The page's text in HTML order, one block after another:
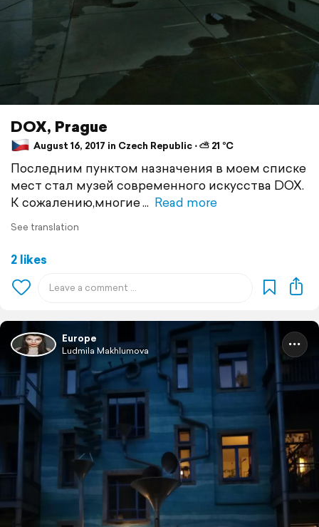
DOX, Prague
August 16, 2017 in Czech Republic ⋅ ⛅ 21 °C
Последним пунктом назначения в моем списке
мест стал музей современного искусства DOX.
К сожалению,многие
Read more
See translation
2 likes
Europe
Ludmila Makhlumova